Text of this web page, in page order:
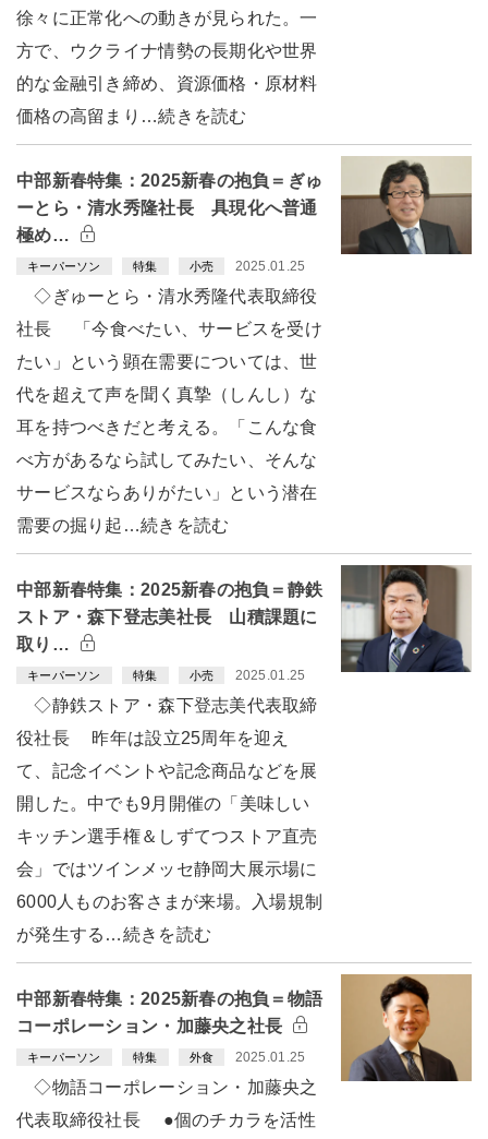
徐々に正常化への動きが見られた。一
方で、ウクライナ情勢の長期化や世界
的な金融引き締め、資源価格・原材料
価格の高留まり…続きを読む
中部新春特集：2025新春の抱負＝ぎゅ
ーとら・清水秀隆社長 具現化へ普通
極め…
キーパーソン 特集 小売 2025.01.25
◇ぎゅーとら・清水秀隆代表取締役
社長 「今食べたい、サービスを受け
たい」という顕在需要については、世
代を超えて声を聞く真摯（しんし）な
耳を持つべきだと考える。「こんな食
べ方があるなら試してみたい、そんな
サービスならありがたい」という潜在
需要の掘り起…続きを読む
中部新春特集：2025新春の抱負＝静鉄
ストア・森下登志美社長 山積課題に
取り…
キーパーソン 特集 小売 2025.01.25
◇静鉄ストア・森下登志美代表取締
役社長 昨年は設立25周年を迎え
て、記念イベントや記念商品などを展
開した。中でも9月開催の「美味しい
キッチン選手権＆しずてつストア直売
会」ではツインメッセ静岡大展示場に
6000人ものお客さまが来場。入場規制
が発生する…続きを読む
中部新春特集：2025新春の抱負＝物語
コーポレーション・加藤央之社長
キーパーソン 特集 外食 2025.01.25
◇物語コーポレーション・加藤央之
代表取締役社長 ●個のチカラを活性